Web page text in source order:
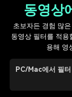
동영상
초보자든 경험 많
동영상 필터를 적용
용해 영
PC/Mac에서 필터